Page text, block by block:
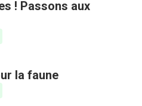
! Passons aux
la faune